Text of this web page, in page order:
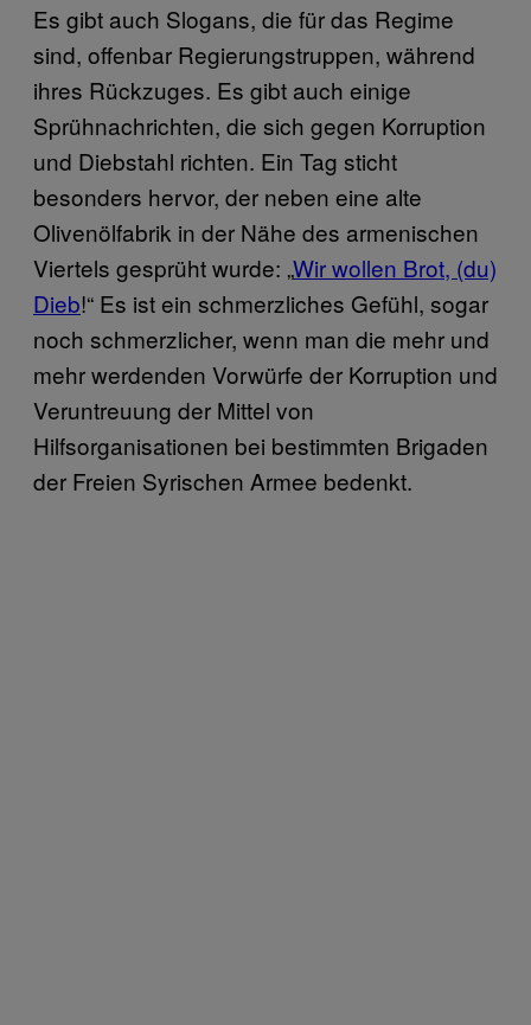
Es gibt auch Slogans, die für das Regime
sind, offenbar Regierungstruppen, während
ihres Rückzuges. Es gibt auch einige
Sprühnachrichten, die sich gegen Korruption
und Diebstahl richten. Ein Tag sticht
besonders hervor, der neben eine alte
Olivenölfabrik in der Nähe des armenischen
Viertels gesprüht wurde: „Wir wollen Brot, (du)
Dieb!“ Es ist ein schmerzliches Gefühl, sogar
noch schmerzlicher, wenn man die mehr und
mehr werdenden Vorwürfe der Korruption und
Veruntreuung der Mittel von
Hilfsorganisationen bei bestimmten Brigaden
der Freien Syrischen Armee bedenkt.